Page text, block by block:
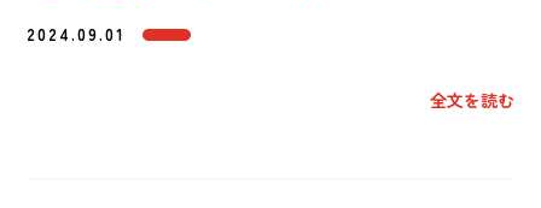
2024.09.01
全文を読む